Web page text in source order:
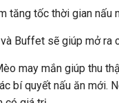
tăng tốc thời gian nấu
Buffet sẽ giúp mở ra
may mắn giúp thu
bí quyết nấu ăn mới.